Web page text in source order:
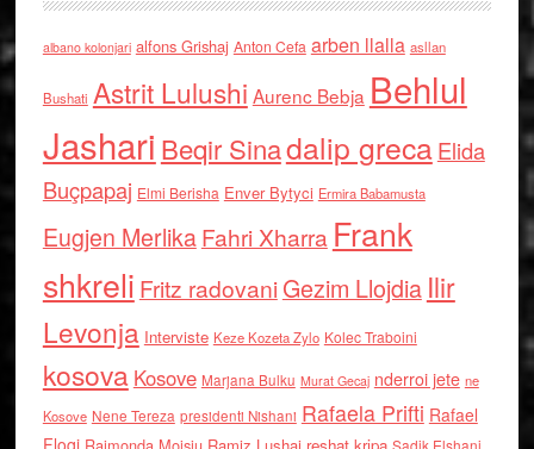
albano kolonjari alfons Grishaj Anton Cefa arben llalla asllan
Bushati Astrit Lulushi Aurenc Bebja Behlul
Jashari Beqir Sinadalip grecaElida
Buçpapaj Elmi Berisha Enver Bytyci Ermira Babamusta
Eugjen MerlikaFahri Xharra Frank
shkreli Fritz radovaniGezim Llojdia Ilir
Levonja Interviste Keze Kozeta Zylo Kolec Traboini
kosova Kosove Marjana Bulku Murat Gecaj nderroi jete ne
Kosove Nene Tereza presidenti Nishani Rafaela Prifti Rafael